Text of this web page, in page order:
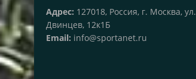
Адрес: 127018, Россия, г. Москва, ул.
Двинцев, 12к1Б
Email: info@sportanet.ru